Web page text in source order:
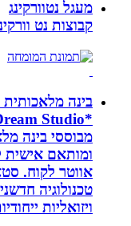
מעגל נטוורקינג
קבוצות נט וורקינג של
בינה מלאכותית
מבוססי בינה
ומותאם אישית
אווטר לקוח.
טכנולוגיה חדשנית
ויזואליות